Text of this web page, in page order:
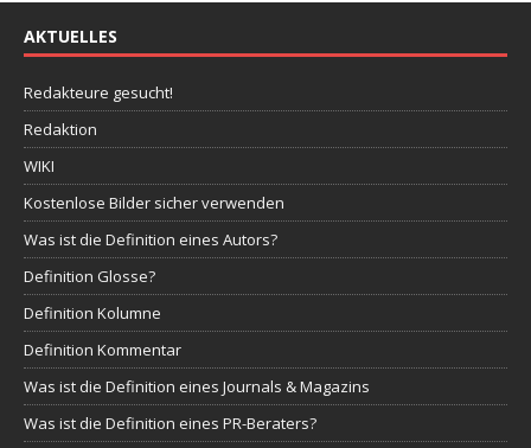
AKTUELLES
Redakteure gesucht!
Redaktion
WIKI
Kostenlose Bilder sicher verwenden
Was ist die Definition eines Autors?
Definition Glosse?
Definition Kolumne
Definition Kommentar
Was ist die Definition eines Journals & Magazins
Was ist die Definition eines PR-Beraters?